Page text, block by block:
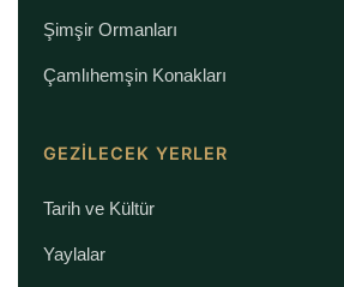
Şimşir Ormanları
Çamlıhemşin Konakları
GEZILECEK YERLER
Tarih ve Kültür
Yaylalar